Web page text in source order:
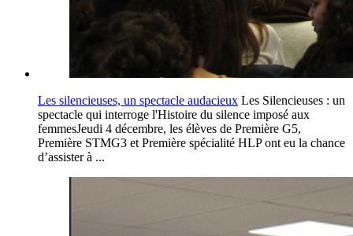
Les silencieuses, un spectacle audacieux Les Silencieuses : un
spectacle qui interroge l'Histoire du silence imposé aux
femmesJeudi 4 décembre, les élèves de Première G5,
Première STMG3 et Première spécialité HLP ont eu la chance
d’assister à ...